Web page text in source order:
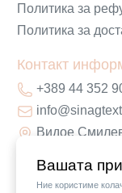
Вашата
Ние користиме
Политика за
Политика за
Контакт
+389 44 352
Видое